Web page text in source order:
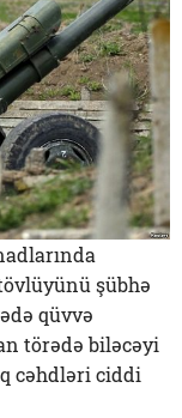
şübhə
qüvvə
törədə biləcəyi
cəhdləri ciddi